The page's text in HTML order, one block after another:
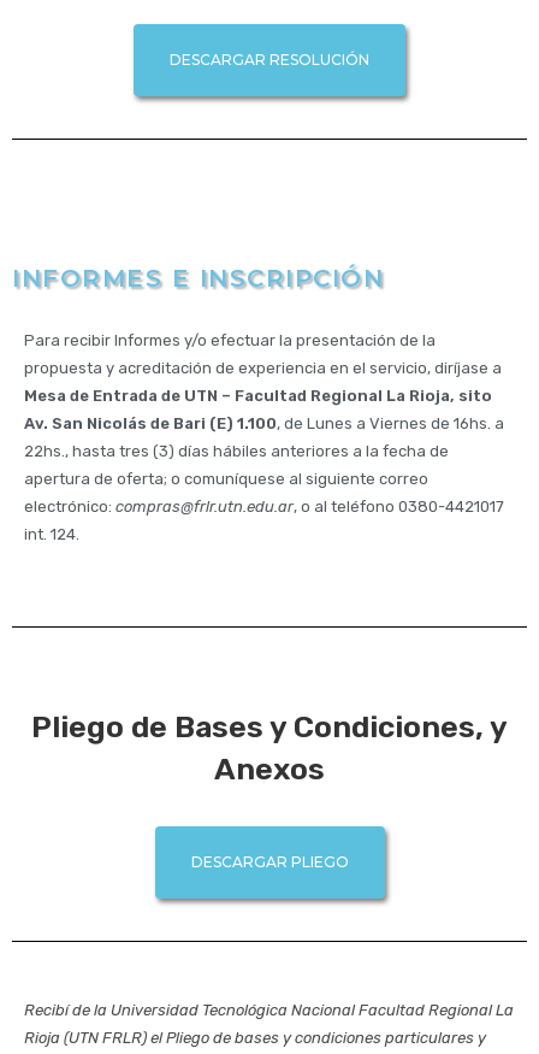
DESCARGAR RESOLUCIÓN
INFORMES E INSCRIPCIÓN
Para recibir Informes y/o efectuar la presentación de la
propuesta y acreditación de experiencia en el servicio, diríjase a
Mesa de Entrada de UTN – Facultad Regional La Rioja, sito
Av. San Nicolás de Bari (E) 1.100, de Lunes a Viernes de 16hs. a
22hs., hasta tres (3) días hábiles anteriores a la fecha de
apertura de oferta; o comuníquese al siguiente correo
electrónico: compras@frlr.utn.edu.ar, o al teléfono 0380-4421017
int. 124.
Pliego de Bases y Condiciones, y
Anexos
DESCARGAR PLIEGO
Recibí de la Universidad Tecnológica Nacional Facultad Regional La
Rioja (UTN FRLR) el Pliego de bases y condiciones particulares y